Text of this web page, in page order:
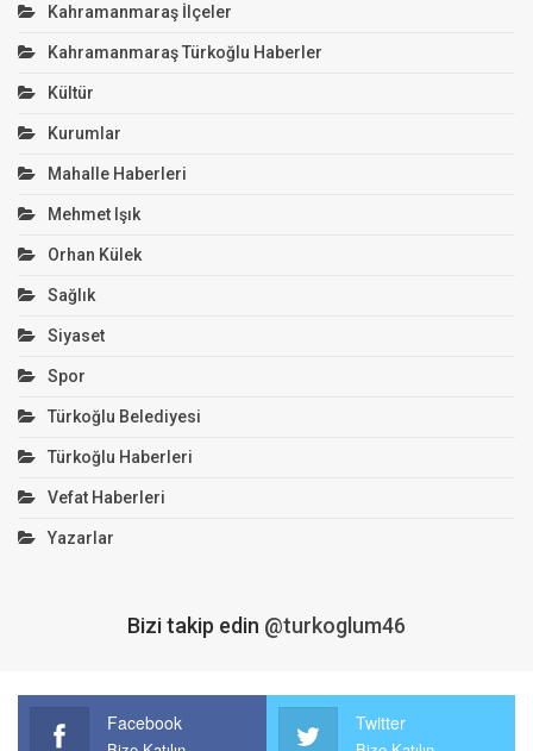
Kahramanmaraş İlçeler
Kahramanmaraş Türkoğlu Haberler
Kültür
Kurumlar
Mahalle Haberleri
Mehmet Işık
Orhan Külek
Sağlık
Siyaset
Spor
Türkoğlu Belediyesi
Türkoğlu Haberleri
Vefat Haberleri
Yazarlar
Bizi takip edin @turkoglum46
Facebook Twitter